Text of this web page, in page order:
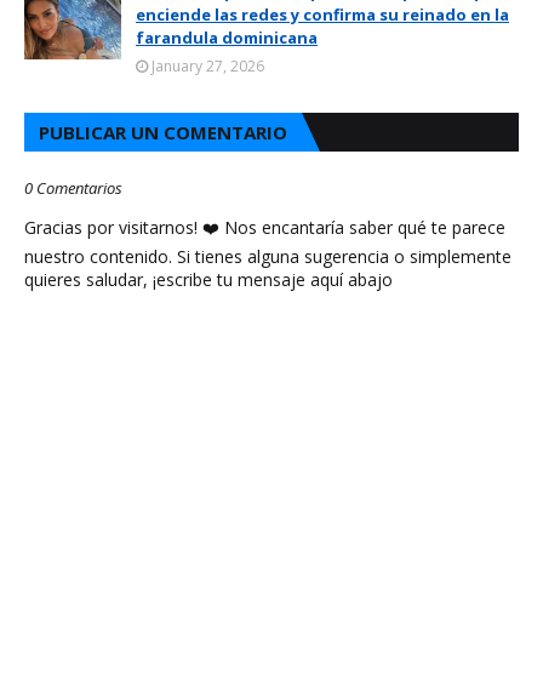
enciende las redes y confirma su reinado en la
farandula dominicana
January 27, 2026
PUBLICAR UN COMENTARIO
0 Comentarios
Gracias por visitarnos! ❤️ Nos encantaría saber qué te parece
nuestro contenido. Si tienes alguna sugerencia o simplemente
quieres saludar, ¡escribe tu mensaje aquí abajo